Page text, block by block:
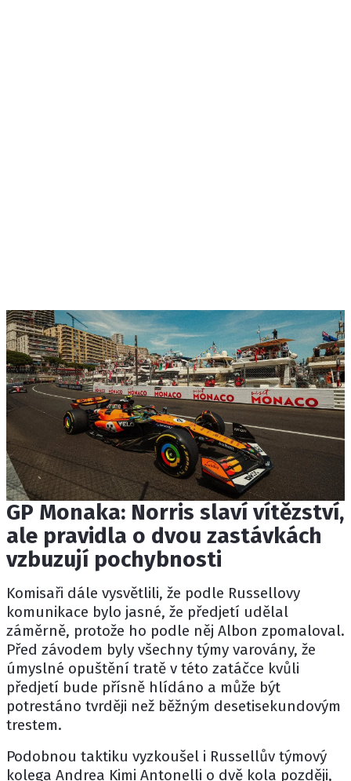
GP Monaka: Norris slaví vítězství,
ale pravidla o dvou zastávkách
vzbuzují pochybnosti
Komisaři dále vysvětlili, že podle Russellovy
komunikace bylo jasné, že předjetí udělal
záměrně, protože ho podle něj Albon zpomaloval.
Před závodem byly všechny týmy varovány, že
úmyslné opuštění tratě v této zatáčce kvůli
předjetí bude přísně hlídáno a může být
potrestáno tvrději než běžným desetisekundovým
trestem.
Podobnou taktiku vyzkoušel i Russellův týmový
kolega Andrea Kimi Antonelli o dvě kola později,